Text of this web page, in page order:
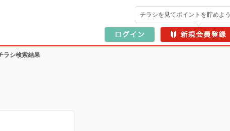
チラシを見てポイントを貯めよう
ラシ検索結果